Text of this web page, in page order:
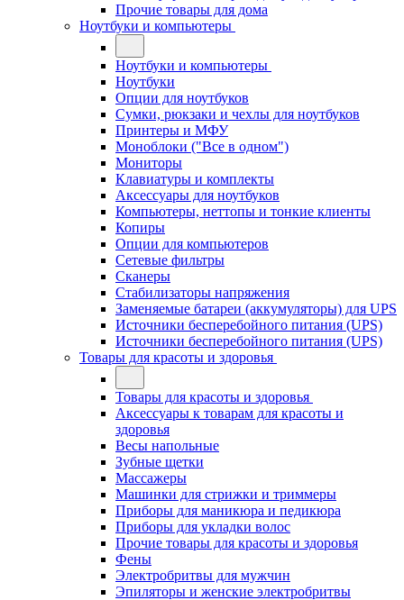
Прочие товары для дома
Ноутбуки и компьютеры
Ноутбуки и компьютеры
Ноутбуки
Опции для ноутбуков
Сумки, рюкзаки и чехлы для ноутбуков
Принтеры и МФУ
Моноблоки ("Все в одном")
Мониторы
Клавиатуры и комплекты
Аксессуары для ноутбуков
Компьютеры, неттопы и тонкие клиенты
Копиры
Опции для компьютеров
Сетевые фильтры
Сканеры
Стабилизаторы напряжения
Заменяемые батареи (аккумуляторы) для UPS
Источники бесперебойного питания (UPS)
Источники бесперебойного питания (UPS)
Товары для красоты и здоровья
Товары для красоты и здоровья
Аксессуары к товарам для красоты и
здоровья
Весы напольные
Зубные щетки
Массажеры
Машинки для стрижки и триммеры
Приборы для маникюра и педикюра
Приборы для укладки волос
Прочие товары для красоты и здоровья
Фены
Электробритвы для мужчин
Эпиляторы и женские электробритвы